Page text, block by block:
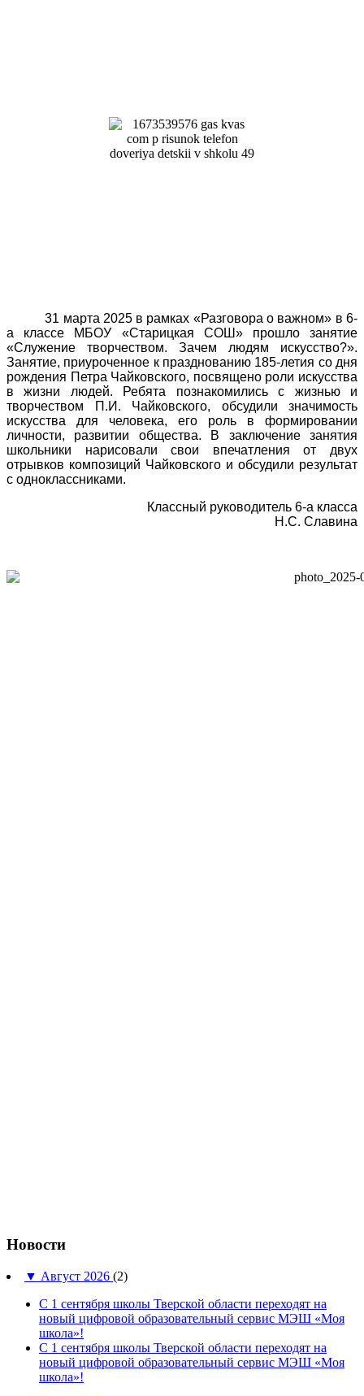
31 марта 2025 в рамках «Разговора о важном» в 6-
а классе МБОУ «Старицкая СОШ» прошло занятие
«Служение творчеством. Зачем людям искусство?».
Занятие, приуроченное к празднованию 185-летия со дня
рождения Петра Чайковского, посвящено роли искусства
в жизни людей. Ребята познакомились с жизнью и
творчеством П.И. Чайковского, обсудили значимость
искусства для человека, его роль в формировании
личности, развитии общества. В заключение занятия
школьники нарисовали свои впечатления от двух
отрывков композиций Чайковского и обсудили результат
с одноклассниками.
Классный руководитель 6-а класса
Н.С. Славина
Новости
▼ Август 2026 (2)
С 1 сентября школы Тверской области переходят на
новый цифровой образовательный сервис МЭШ «Моя
школа»!
С 1 сентября школы Тверской области переходят на
новый цифровой образовательный сервис МЭШ «Моя
школа»!